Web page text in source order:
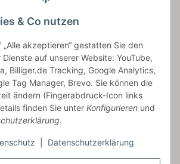
& Co nutzen
akzeptieren“ gestatten Sie den
auf unserer Website: YouTube,
Billiger.de Tracking, Google Analytics,
Tag Manager, Brevo. Sie können die
ändern (Fingerabdruck-Icon links
finden Sie unter Konfigurieren und
.
Datenschutzerklärung
Reepsholt
0 | Fax -9